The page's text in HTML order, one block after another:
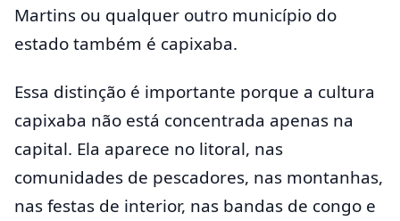
Martins ou qualquer outro município do
estado também é capixaba.
Essa distinção é importante porque a cultura
capixaba não está concentrada apenas na
capital. Ela aparece no litoral, nas
comunidades de pescadores, nas montanhas,
nas festas de interior, nas bandas de congo e